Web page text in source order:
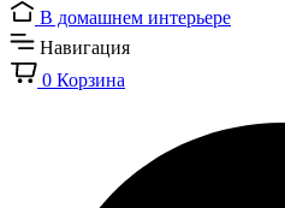
В домашнем интерьере
Навигация
0 Корзина